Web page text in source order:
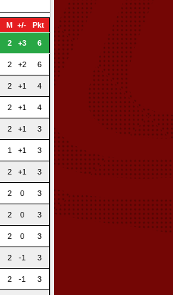
M +/- Pkt
2 +3 6
2 +2 6
2 +1 4
2 +1 4
2 +1 3
1 +1 3
2 +1 3
2 0 3
2 0 3
2 0 3
2 -1 3
2 -1 3